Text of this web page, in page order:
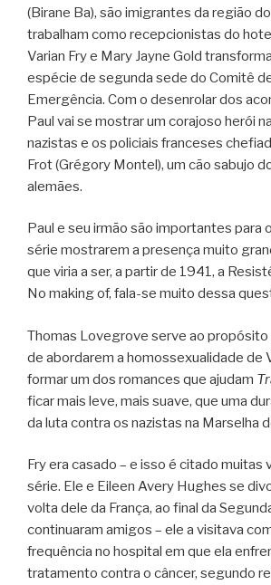
(Birane Ba), são imigrantes da região
trabalham como recepcionistas do
Varian Fry e Mary Jayne Gold
espécie de segunda sede do Comitê
Emergência. Com o desenrolar dos
Paul vai se mostrar um corajoso herói
nazistas e os policiais franceses
Frot (Grégory Montel), um cão sabujo
alemães.
Paul e seu irmão são importantes para
série mostrarem a presença muito
que viria a ser, a partir de 1941, a
No making of, fala-se muito dessa
Thomas Lovegrove serve ao propósito
de abordarem a homossexualidade de
formar um dos romances que ajudam
ficar mais leve, mais suave, que uma
da luta contra os nazistas na Marselha
Fry era casado – e isso é citado muitas
série. Ele e Eileen Avery Hughes se
volta dele da França, ao final da
continuaram amigos – ele a visitava
frequência no hospital em que ela
tratamento contra o câncer, segundo